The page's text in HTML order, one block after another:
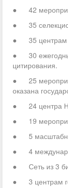
● 42
● 35
● 35 центрам
● 30
цитирования.
● 25
оказана
● 24 центра
● 19
● 5
● 4
● Сеть из 3
● 3 центрам